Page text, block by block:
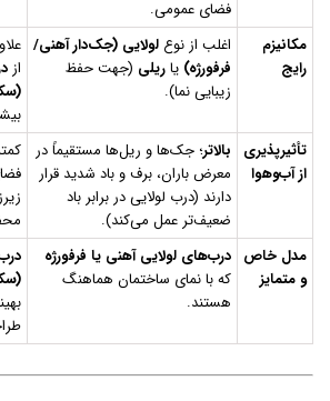
فضای عمومی.
مکانیزم
رایج
اغلب از نوع لولایی (جک‌دار آهنی/
فرفورژه) یاریلی (جهت حفظ
زیبایی نما).
از
تأثیرپذیری
از آب‌وهوا
بالاتر؛ جک‌ها و ریل‌ها مستقیماً در
معرض باران، برف و باد شدید قرار
دارند (درب لولایی در برابر باد
ضعیف‌تر عمل می‌کند).
مدل خاص
و متمایز
درب‌های لولایی آهنی یا فرفورژه
که با نمای ساختمان هماهنگ
هستند.